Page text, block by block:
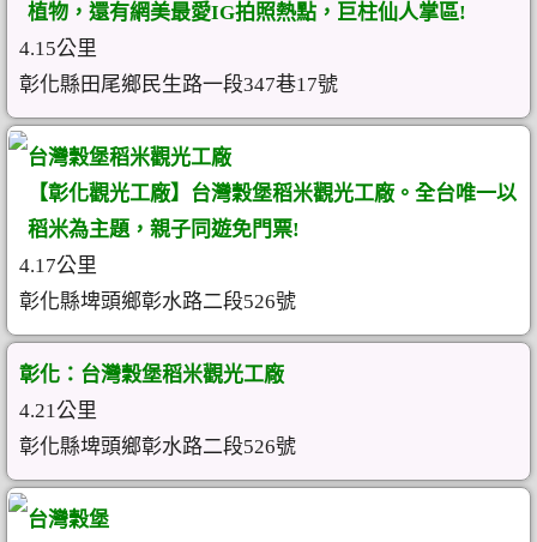
植物，還有網美最愛IG拍照熱點，巨柱仙人掌區!
4.15公里
彰化縣田尾鄉民生路一段347巷17號
台灣穀堡稻米觀光工廠
【彰化觀光工廠】台灣穀堡稻米觀光工廠。全台唯一以
稻米為主題，親子同遊免門票!
4.17公里
彰化縣埤頭鄉彰水路二段526號
彰化：台灣穀堡稻米觀光工廠
4.21公里
彰化縣埤頭鄉彰水路二段526號
台灣穀堡